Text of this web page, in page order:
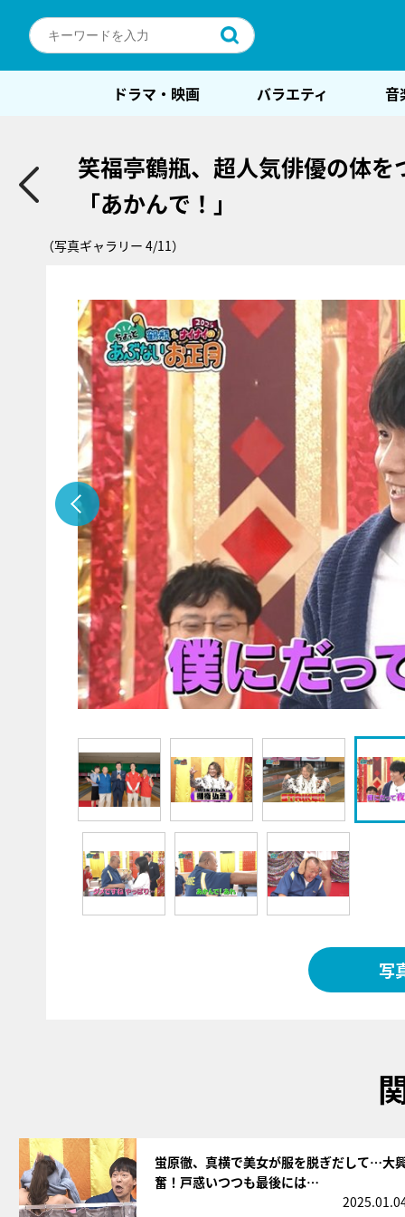
ドラマ・映画 バラエティ 音
笑福亭鶴瓶、超人気俳優の体
「あかんで！」
（写真ギャラリー 4/11）
写
蛍原徹、真横で美女が服を脱ぎだして…大
奮！戸惑いつつも最後には…